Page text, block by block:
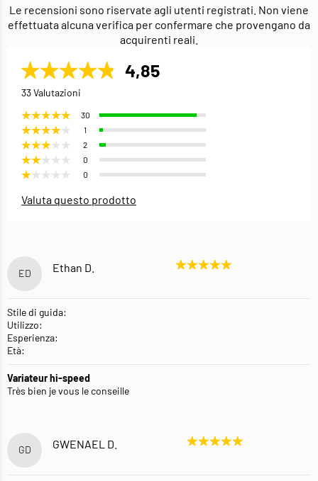
Le recensioni sono riservate agli utenti registrati. Non viene
effettuata alcuna verifica per confermare che provengano da
acquirenti reali.
4,85
33 Valutazioni
30
1
2
0
0
Valuta questo prodotto
ED Ethan D.
Stile di guida:
Utilizzo:
Esperienza:
Età:
Variateur hi-speed
Très bien je vous le conseille
GD GWENAEL D.